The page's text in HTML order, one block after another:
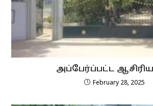
அப்பேர்ப்பட்ட
February 28, 2025